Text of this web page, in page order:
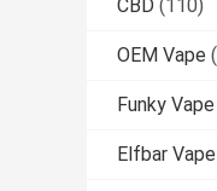
CBD (110)
OEM Vape
Funky Vape
Elfbar Vape